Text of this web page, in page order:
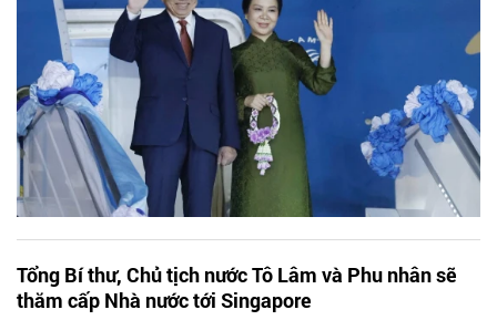
Tổng Bí thư, Chủ tịch nước Tô Lâm và Phu nhân sẽ
thăm cấp Nhà nước tới Singapore